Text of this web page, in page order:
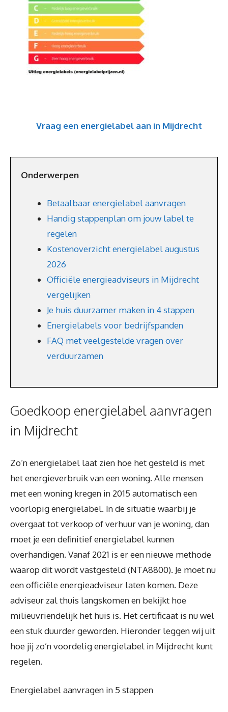
Vraag een energielabel aan in Mijdrecht
Onderwerpen
Betaalbaar energielabel aanvragen
Handig stappenplan om jouw label te
regelen
Kostenoverzicht energielabel augustus
2026
Officiële energieadviseurs in Mijdrecht
vergelijken
Je huis duurzamer maken in 4 stappen
Energielabels voor bedrijfspanden
FAQ met veelgestelde vragen over
verduurzamen
Goedkoop energielabel aanvragen
in Mijdrecht
Zo’n energielabel laat zien hoe het gesteld is met
het energieverbruik van een woning. Alle mensen
met een woning kregen in 2015 automatisch een
voorlopig energielabel. In de situatie waarbij je
overgaat tot verkoop of verhuur van je woning, dan
moet je een definitief energielabel kunnen
overhandigen. Vanaf 2021 is er een nieuwe methode
waarop dit wordt vastgesteld (NTA8800). Je moet nu
een officiële energieadviseur laten komen. Deze
adviseur zal thuis langskomen en bekijkt hoe
milieuvriendelijk het huis is. Het certificaat is nu wel
een stuk duurder geworden. Hieronder leggen wij uit
hoe jij zo’n voordelig energielabel in Mijdrecht kunt
regelen.
Energielabel aanvragen in 5 stappen